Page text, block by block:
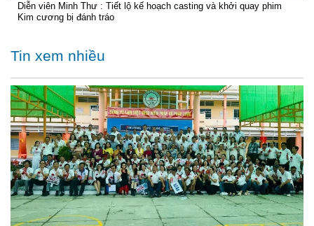
Diễn viên Minh Thư : Tiết lộ kế hoạch casting và khởi quay phim
Kim cương bị đánh tráo
Tin xem nhiều